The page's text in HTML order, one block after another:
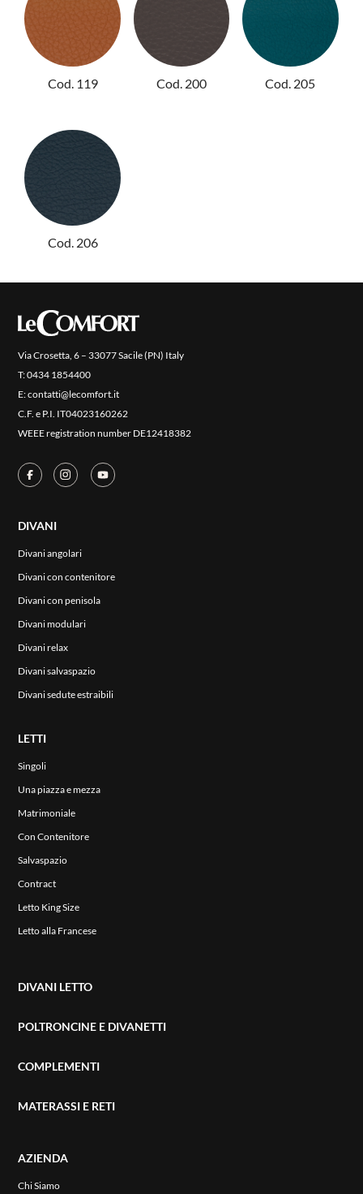
AZIENDA
Cod. 119 Cod. 200 Cod. 205
Cod. 206
Via Crosetta, 6 – 33077 Sacile (PN) Italy
T:0434 1854400
E:contatti@lecomfort.it
C.F. e P.I. IT04023160262
WEEE registration number DE12418382
DIVANI
Divani angolari
Divani con contenitore
Divani con penisola
Divani modulari
Divani relax
Divani salvaspazio
Divani sedute estraibili
LETTI
Singoli
Una piazza e mezza
Matrimoniale
Con Contenitore
Salvaspazio
Contract
Letto King Size
Letto alla Francese
DIVANI LETTO
POLTRONCINE E DIVANETTI
COMPLEMENTI
MATERASSI E RETI
AZIENDA
Chi Siamo